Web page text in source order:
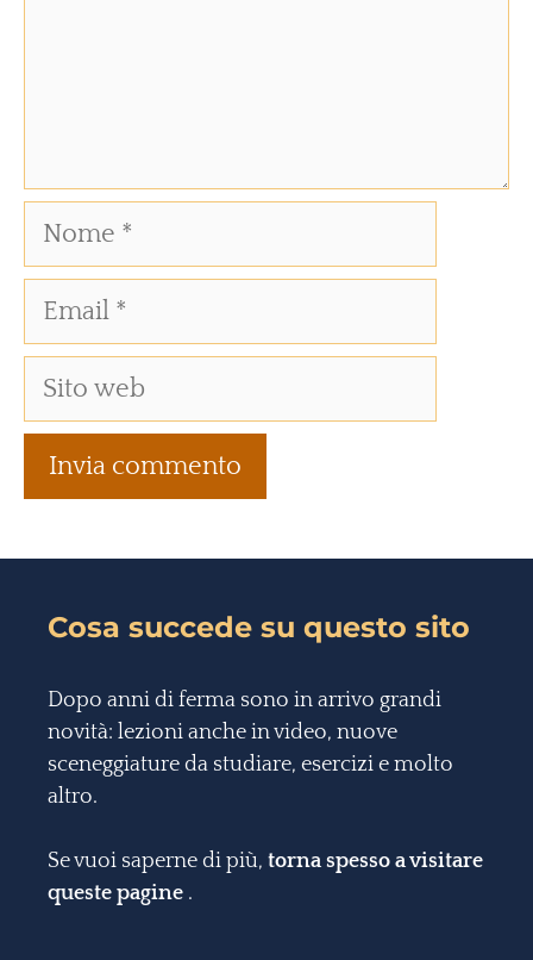
Cosa succede su questo sito
Dopo anni di ferma sono in arrivo grandi
novità: lezioni anche in video, nuove
sceneggiature da studiare, esercizi e molto
altro.
Se vuoi saperne di più, torna spesso a visitare
queste pagine .